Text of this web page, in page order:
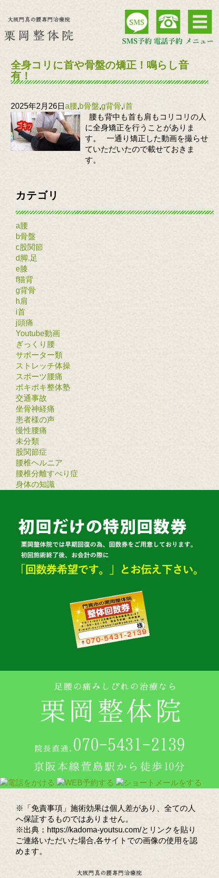
全身コリに首や骨盤の矯正！鳴らし音
有！
2025年2月26日 a腰,b骨盤,g背骨,i首
腰も背中も首も肩もコリコリの人
に全身矯正を行うことがありま
す。 一通り矯正した動画を撮らせ
ていただいたので載せておきま
す。
カテゴリ
a腰
b骨盤
c股関節
d脚.足
e膝
f猫背
g背骨
h肩
i首
j頭痛
Youtube動画
ぎっくり腰
サポーター類
ストレッチ体操
スポーツ腰痛
ポキポキ整体塾
交通事故
坐骨神経痛
患者様の声
慢性腰痛
未分類
股関節症
腰椎ヘルニア
腰椎分離すべり症
身体の知識
※「免責事項」施術効果は個人差があり、全ての人
へ保証するものではありません。
※出典：https://kadoma-youtsu.com/とリンクを貼り
ご連絡いただいた場合,各サイトでの画像の使用を認
めます。